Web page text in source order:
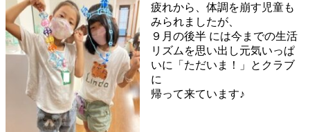
疲れから、体調を崩す児童も
みられましたが、
９月の後半 には今までの生活
リズムを思い出し元気いっぱ
いに「ただいま！」とクラブ
に
帰って来ています♪